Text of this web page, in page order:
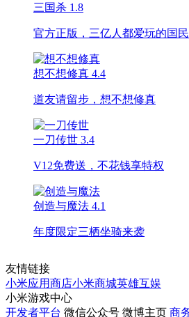
三国杀 1.8
官方正版，三亿人都爱玩的国
想不想修真 4.4
道友请留步，想不想修真
一刀传世 3.4
V12免费送，不花钱享特权
创造与魔法 4.1
年度限定三栖坐骑来袭
友情链接
小米应用商店小米商城英雄互娱
小米游戏中心
开发者平台 微信公众号 微博主页 商